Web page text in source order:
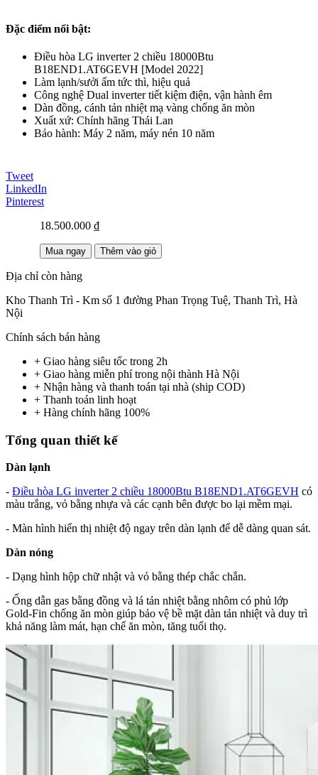
Đặc điểm nổi bật:
Điều hòa LG inverter 2 chiều 18000Btu
B18END1.AT6GEVH [Model 2022]
Làm lạnh/sưởi ấm tức thì, hiệu quả
Công nghệ Dual inverter tiết kiệm điện, vận hành êm
Dàn đồng, cánh tản nhiệt mạ vàng chống ăn mòn
Xuất xứ: Chính hãng Thái Lan
Bảo hành: Máy 2 năm, máy nén 10 năm
Tweet
LinkedIn
Pinterest
18.500.000 ₫
Mua ngay Thêm vào giỏ
Địa chỉ còn hàng
Kho Thanh Trì - Km số 1 đường Phan Trọng Tuệ, Thanh Trì, Hà
Nội
Chính sách bán hàng
+ Giao hàng siêu tốc trong 2h
+ Giao hàng miễn phí trong nội thành Hà Nội
+ Nhận hàng và thanh toán tại nhà (ship COD)
+ Thanh toán linh hoạt
+ Hàng chính hãng 100%
Tổng quan thiết kế
Dàn lạnh
- Điều hòa LG inverter 2 chiều 18000Btu B18END1.AT6GEVH có
màu trắng, vỏ bằng nhựa và các cạnh bên được bo lại mềm mại.
- Màn hình hiển thị nhiệt độ ngay trên dàn lạnh để dễ dàng quan sát.
Dàn nóng
- Dạng hình hộp chữ nhật và vỏ bằng thép chắc chắn.
- Ống dẫn gas bằng đồng và lá tản nhiệt bằng nhôm có phủ lớp
Gold-Fin chống ăn mòn giúp bảo vệ bề mặt dàn tản nhiệt và duy trì
khả năng làm mát, hạn chế ăn mòn, tăng tuổi thọ.